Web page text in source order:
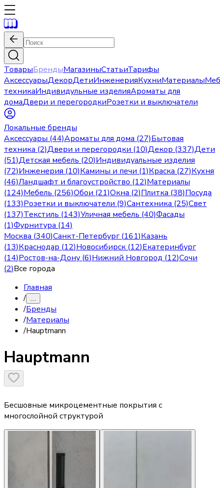
ТоварыБрендыМагазиныСтатьиТарифы
АксессуарыДекорДетиИнженерияКухниМатериалы
техникаИндивидульные изделияАроматы для
домаДвери и перегородкиРозетки и выключатели
Локальные бренды
Аксессуары (44)Ароматы для дома (27)Бытовая
техника (2)Двери и перегородки (10)Декор (337)Дети
(51)Детская мебель (20)Индивидуальные изделия
(72)Инженерия (10)Камины и печи (1)Краска (27)Кухня
(46)Ландшафт и благоустройство (12)Материалы
(124)Мебель (256)Обои (21)Окна (2)Плитка (38)Посуда
(133)Розетки и выключатели (9)Сантехника (25)Свет
(137)Текстиль (143)Уличная мебель (40)Фасады
(1)Фурнитура (14)
Москва (340)Санкт-Петербург(161)Казань
(13)Краснодар (12)Новосибирск (12)Екатеринбург
(14)Ростов-на-Дону (6)Нижний Новгород (12)Сочи
(2)Все города
Главная
/ …
/Бренды
/Материалы
/Hauptmann
Hauptmann
Бесшовные микроцементные покрытия с
многослойной структурой